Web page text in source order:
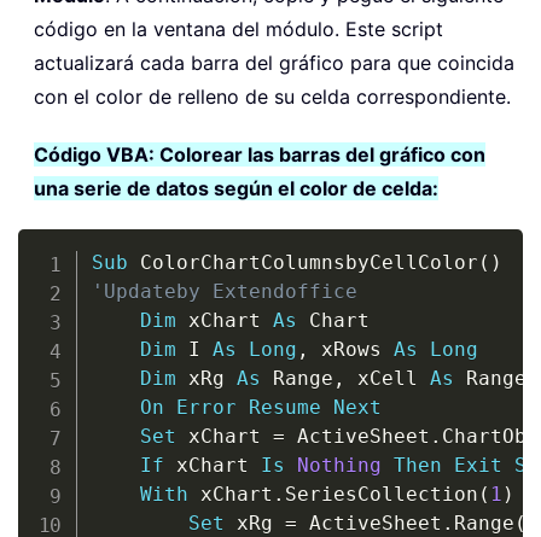
código en la ventana del módulo. Este script
actualizará cada barra del gráfico para que coincida
con el color de relleno de su celda correspondiente.
Código VBA: Colorear las barras del gráfico con
una serie de datos según el color de celda:
Sub ColorChartColumnsbyCellColor ( )
'Updateby Extendoffice
Dim xChart As Chart
Dim I As Long , xRows As
Long
Dim xRg As Range , xCell As Range
On
Error Resume
Next
Set xChart = ActiveSheet .
If xChart Is Nothing Then Exit
With xChart . SeriesCollection ( 1 )
Set xRg = ActiveSheet . Range (
Copy